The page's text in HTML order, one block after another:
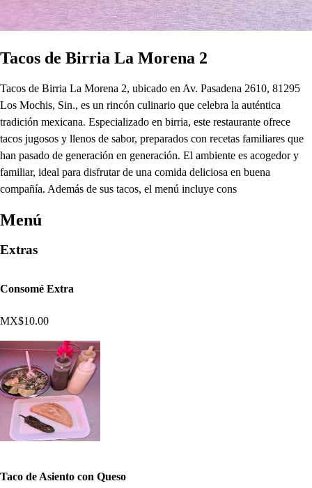
Tacos de Birria La Morena 2
Tacos de Birria La Morena 2, ubicado en Av. Pasadena 2610, 81295
Los Mochis, Sin., es un rincón culinario que celebra la auténtica
tradición mexicana. Especializado en birria, este restaurante ofrece
tacos jugosos y llenos de sabor, preparados con recetas familiares que
han pasado de generación en generación. El ambiente es acogedor y
familiar, ideal para disfrutar de una comida deliciosa en buena
compañía. Además de sus tacos, el menú incluye cons
Menú
Extras
Consomé Extra
MX$10.00
Taco de Asiento con Queso